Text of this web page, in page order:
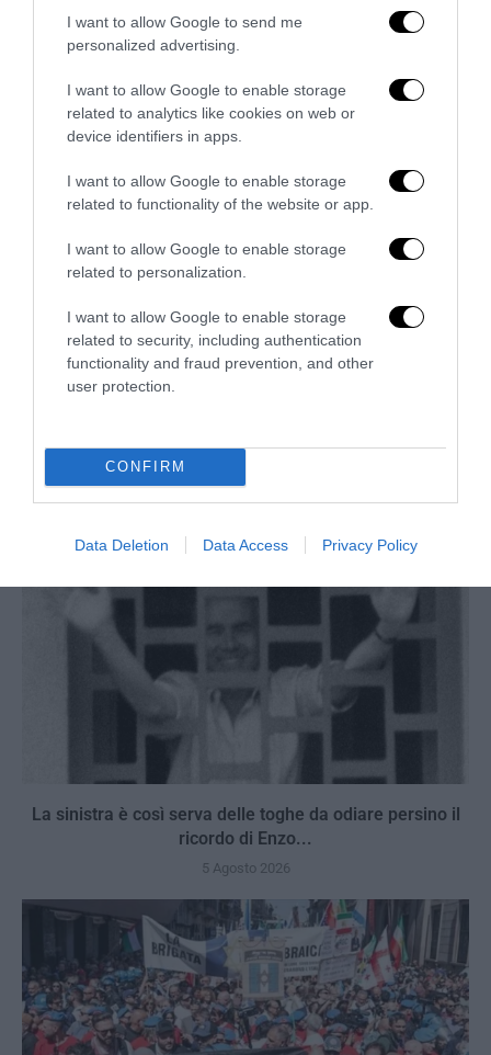
I want to allow Google to send me
personalized advertising.
I want to allow Google to enable storage
related to analytics like cookies on web or
device identifiers in apps.
I want to allow Google to enable storage
related to functionality of the website or app.
I want to allow Google to enable storage
related to personalization.
I want to allow Google to enable storage
related to security, including authentication
functionality and fraud prevention, and other
user protection.
CONFIRM
Data Deletion Data Access Privacy Policy
veto del disordine
6 Agosto 2026
La Camera boccia il patentino antifascista per parlare a
5 Agosto 2026
La sinistra è così serva delle toghe da odiare persino il
ricordo di Enzo...
5 Agosto 2026